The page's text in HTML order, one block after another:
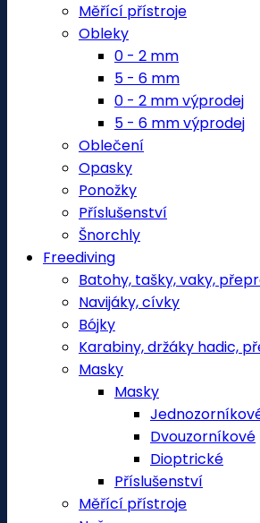
Měřící přístroje
Obleky
0 - 2 mm
5 - 6 mm
0 - 2 mm výprodej
5 - 6 mm výprodej
Oblečení
Opasky
Ponožky
Příslušenství
Šnorchly
Freediving
Batohy, tašky, vaky,
Navijáky, cívky
Bójky
Karabiny, držáky hadic,
Masky
Masky
Dvouzorníkové
Dioptrické
Příslušenství
Měřící přístroje